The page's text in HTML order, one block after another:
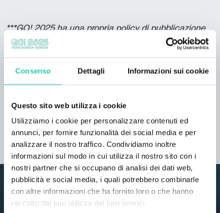
Consenso Dettagli Informazioni sui cookie
Questo sito web utilizza i cookie
Utilizziamo i cookie per personalizzare contenuti ed
annunci, per fornire funzionalità dei social media e per
analizzare il nostro traffico. Condividiamo inoltre
informazioni sul modo in cui utilizza il nostro sito con i
nostri partner che si occupano di analisi dei dati web,
pubblicità e social media, i quali potrebbero combinarle
con altre informazioni che ha fornito loro o che hanno
raccolto dal suo utilizzo dei loro servizi.
***GO! 2025 ha una propria policy di pubblicazione
degli eventi, consultabile a questo
. Non tutte le
informazioni presenti possono risultare aggiornate
e/o corrette e GO! 2025 non si assume la
responsabilità in merito. Si consiglia di contattare
l’organizzatore responsabile dell’evento per verificare
SCOPRI IL PROGETTO